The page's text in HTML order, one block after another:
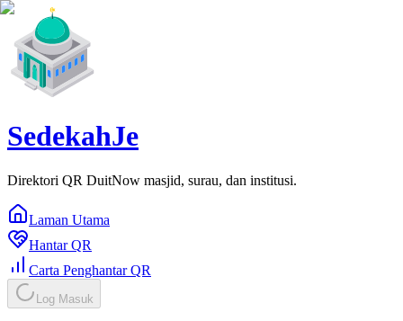
SedekahJe
Direktori QR DuitNow masjid, surau, dan institusi.
Laman Utama
Hantar QR
Carta Penghantar QR
Log Masuk